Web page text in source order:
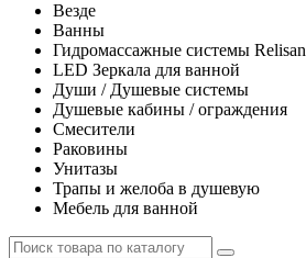
Везде
Ванны
Гидромассажные системы Relisan
LED Зеркала для ванной
Души / Душевые системы
Душевые кабины / ограждения
Смесители
Раковины
Унитазы
Трапы и желоба в душевую
Мебель для ванной